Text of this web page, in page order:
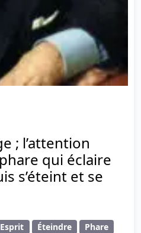
; l’attention
qui éclaire
s’éteint et se
Esprit Éteindre
Phare